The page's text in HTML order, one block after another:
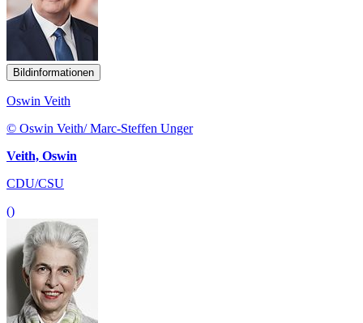
Bildinformationen
Oswin Veith
© Oswin Veith/ Marc-Steffen Unger
Veith, Oswin
CDU/CSU
()